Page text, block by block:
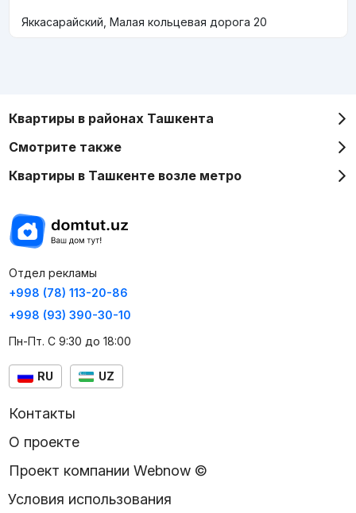
Яккасарайский, Малая кольцевая дорога 20
Квартиры в районах Ташкента
Смотрите также
Квартиры в Ташкенте возле метро
Отдел рекламы
+998 (78) 113-20-86
+998 (93) 390-30-10
Пн-Пт. С 9:30 до 18:00
RU UZ
Контакты
О проекте
Проект компании Webnow ©
Условия использования